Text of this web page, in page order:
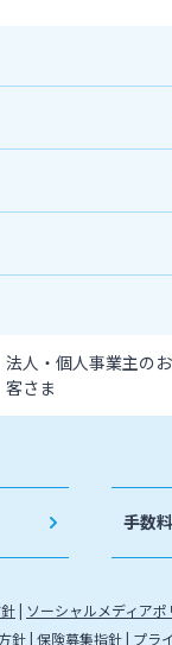
法人・個人事業主のお
客さま
手数
ソーシャルメディアポ
針 保険募集指針 プラ